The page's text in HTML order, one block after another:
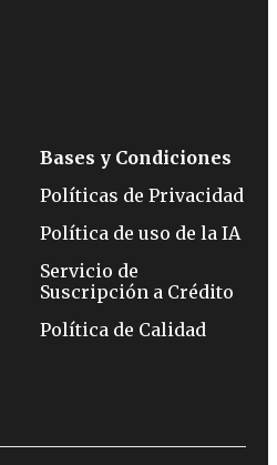
Bases y Condiciones
Políticas de Privacidad
Política de uso de la IA
Servicio de
Suscripción a Crédito
Política de Calidad